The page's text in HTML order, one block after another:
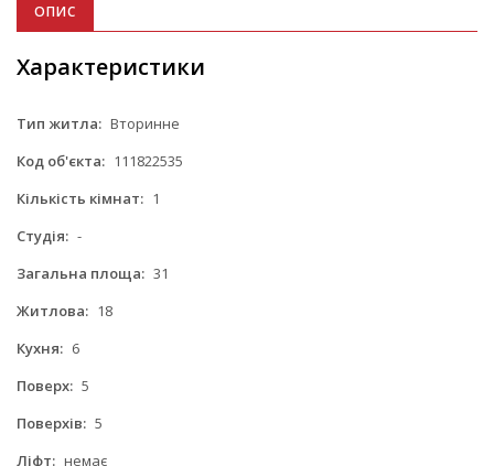
ОПИС
Характеристики
Тип житла: Вторинне
Код об'єкта: 111822535
Кількість кімнат: 1
Студія: -
Загальна площа: 31
Житлова: 18
Кухня: 6
Поверх: 5
Поверхів: 5
Ліфт: немає